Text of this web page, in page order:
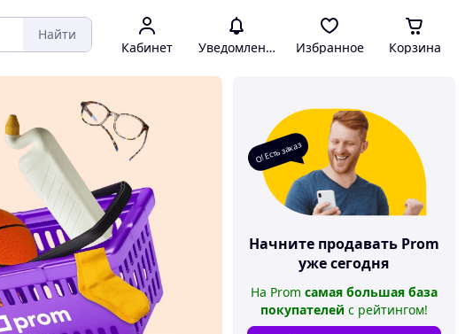
Найти
Кабинет Уведомления Избранное Корзина
О! Есть заказ
Начните продавать Prom
уже сегодня
На Prom самая большая база
покупателей с рейтингом!